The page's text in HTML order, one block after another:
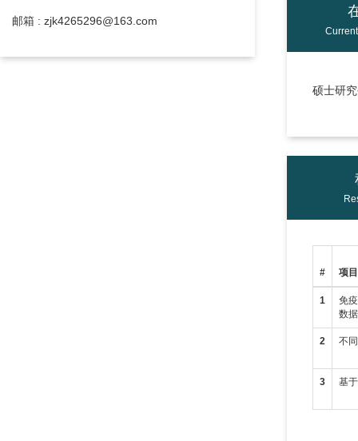
邮箱 : zjk4265296@163.com
硕士研
# 项
1
免
数
2 不
3 基